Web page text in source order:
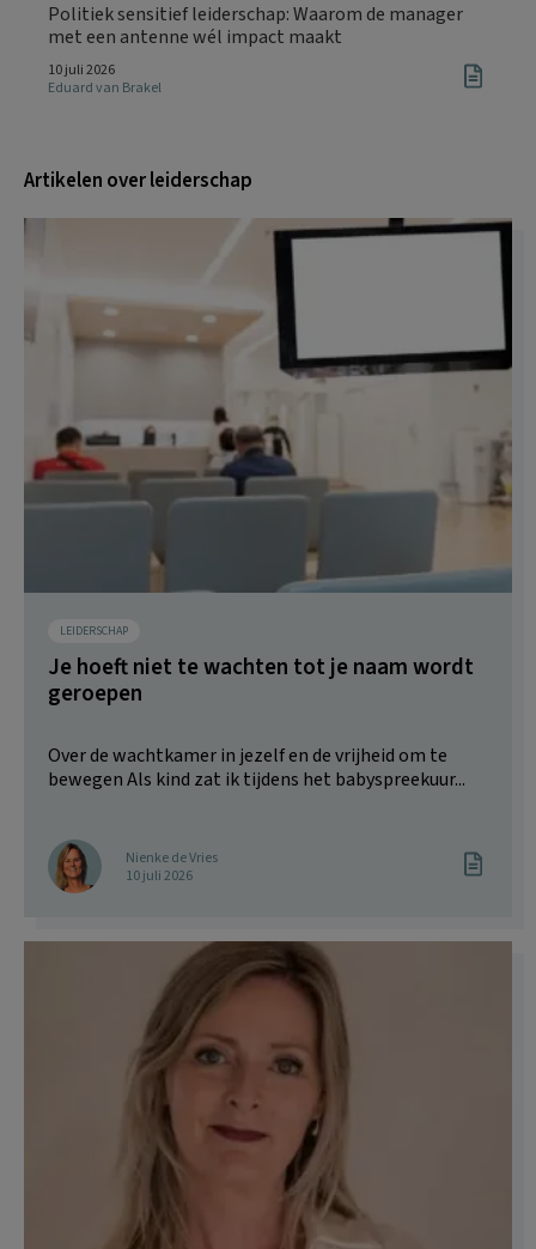
Politiek sensitief leiderschap: Waarom de manager
met een antenne wél impact maakt
10 juli 2026
Eduard van Brakel
Artikelen over leiderschap
LEIDERSCHAP
Je hoeft niet te wachten tot je naam wordt
geroepen
Over de wachtkamer in jezelf en de vrijheid om te
bewegen Als kind zat ik tijdens het babyspreekuur...
Nienke de Vries
10 juli 2026